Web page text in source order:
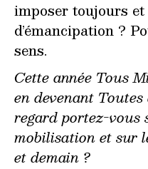
imposer toujours
d’émancipation ?
sens.
Cette année Tous
en devenant
regard portez-vous
mobilisation et sur
et demain ?